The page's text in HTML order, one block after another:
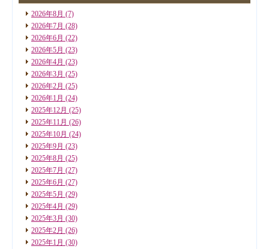
2026年8月 (7)
2026年7月 (28)
2026年6月 (22)
2026年5月 (23)
2026年4月 (23)
2026年3月 (25)
2026年2月 (25)
2026年1月 (24)
2025年12月 (25)
2025年11月 (26)
2025年10月 (24)
2025年9月 (23)
2025年8月 (25)
2025年7月 (27)
2025年6月 (27)
2025年5月 (29)
2025年4月 (29)
2025年3月 (30)
2025年2月 (26)
2025年1月 (30)